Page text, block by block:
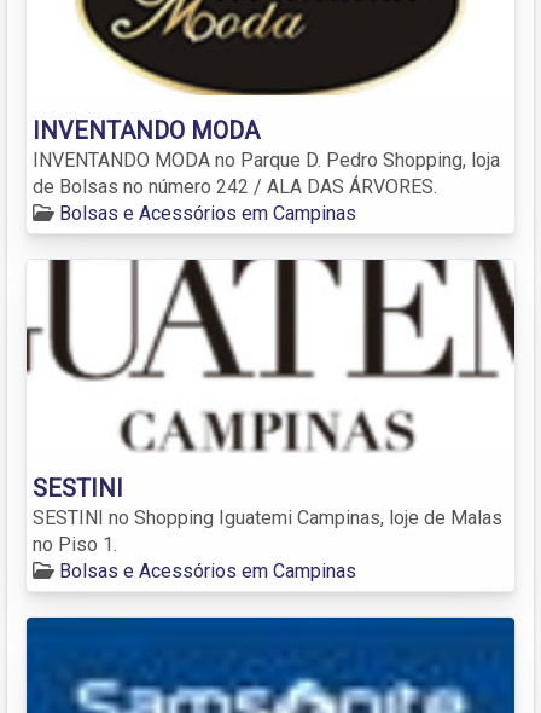
INVENTANDO MODA
INVENTANDO MODA no Parque D. Pedro Shopping, loja
de Bolsas no número 242 / ALA DAS ÁRVORES.
Bolsas e Acessórios em Campinas
SESTINI
SESTINI no Shopping Iguatemi Campinas, loje de Malas
no Piso 1.
Bolsas e Acessórios em Campinas